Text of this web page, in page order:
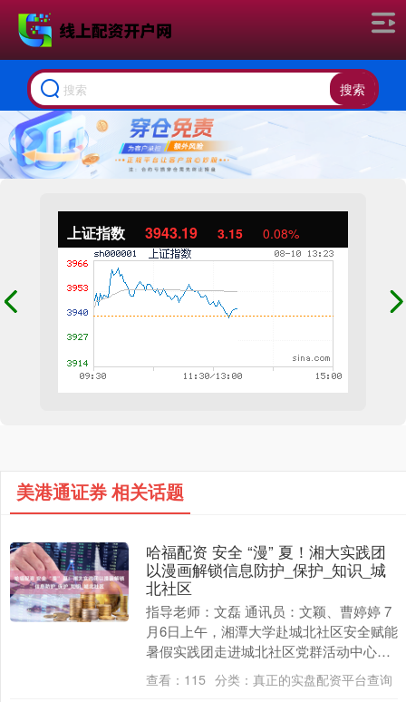
搜索
上证指数 3943.19 3.15 0.08%
美港通证券 相关话题
哈福配资 安全 “漫” 夏！湘大实践团
以漫画解锁信息防护_保护_知识_城
北社区
指导老师：文磊 通讯员：文颖、曹婷婷 7
月6日上午，湘潭大学赴城北社区安全赋能
暑假实践团走进城北社区党群活动中心，
开展以“个人信息保护”四格漫画创作为主
题的特色....
查看： 115 分类： 真正的实盘配资平台查询